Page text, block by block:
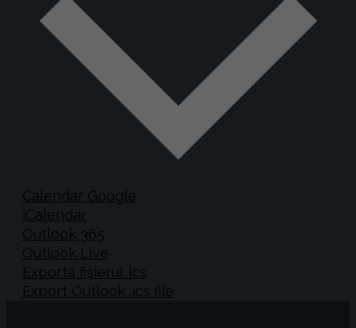
Calendar Google
iCalendar
Outlook 365
Outlook Live
Exportă fișierul .ics
Export Outlook .ics file